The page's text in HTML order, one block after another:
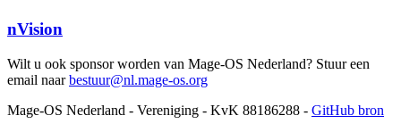
nVision
Wilt u ook sponsor worden van Mage-OS Nederland? Stuur een
email naarbestuur@nl.mage-os.org
Mage-OS Nederland - Vereniging - KvK 88186288 - GitHub bron